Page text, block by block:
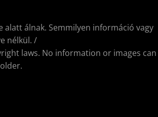
álnak. Semmilyen információ vagy
nélkül. /
laws. No information or images can